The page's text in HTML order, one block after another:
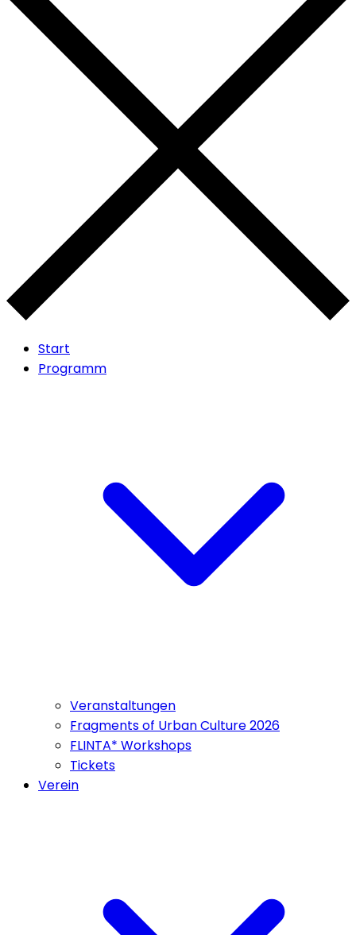
Start
Programm
Veranstaltungen
Fragments of Urban Culture 2026
FLINTA* Workshops
Tickets
Verein